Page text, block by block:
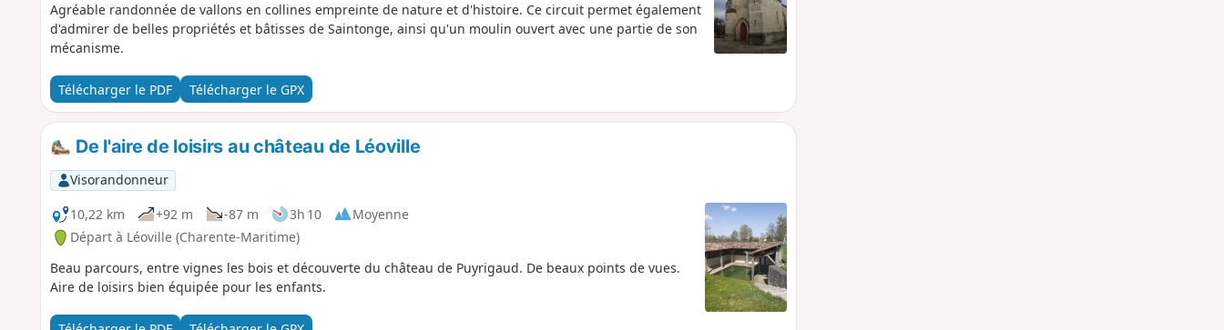
Agréable randonnée de vallons en collines empreinte de nature et d'histoire. Ce circuit permet également
d'admirer de belles propriétés et bâtisses de Saintonge, ainsi qu'un moulin ouvert avec une partie de son
mécanisme.
Télécharger le PDF Télécharger le GPX
De l'aire de loisirs au château de Léoville
Visorandonneur
10,22 km
+92 m -87 m 3h 10
Moyenne
Départ à Léoville (Charente-Maritime)
Beau parcours, entre vignes les bois et découverte du château de Puyrigaud. De beaux points de vues.
Aire de loisirs bien équipée pour les enfants.